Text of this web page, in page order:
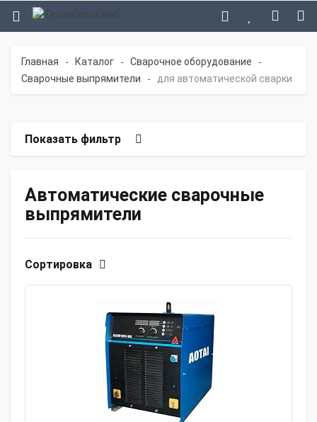
Главная - Каталог - Сварочное оборудование -
Сварочные выпрямители - для автоматической сварки
Показать фильтр
Автоматические сварочные
выпрямители
Сортировка